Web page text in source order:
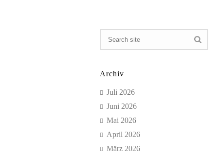
Archiv
Juli 2026
Juni 2026
Mai 2026
April 2026
März 2026